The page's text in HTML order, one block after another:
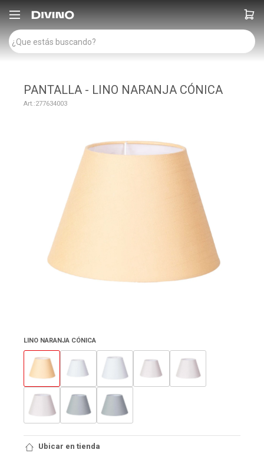

PANTALLA - LINO NARANJA CÓNICA
277634003
LINO NARANJA CÓNICA
Ubicar en tienda